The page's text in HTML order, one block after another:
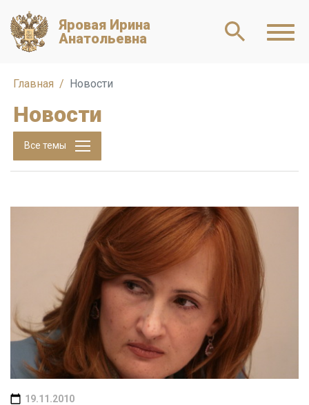
Яровая Ирина
Анатольевна
Главная Новости
Новости
Все темы
19.11.2010